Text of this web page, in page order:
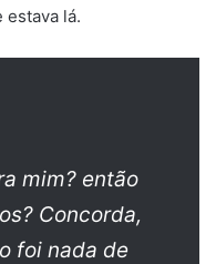
estava lá.
mim? então
Concorda,
foi nada de